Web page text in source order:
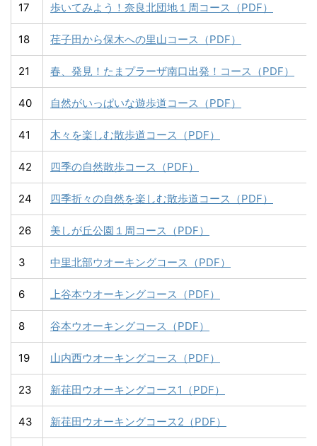
17 歩いてみよう！奈良北団地１周コース（PDF）
18 荏子田から保木への里山コース（PDF）
21 春、発見！たまプラーザ南口出発！コース（PDF）
40 自然がいっぱいな遊歩道コース（PDF）
41 木々を楽しむ散歩道コース（PDF）
42 四季の自然散歩コース（PDF）
24 四季折々の自然を楽しむ散歩道コース（PDF）
26 美しが丘公園１周コース（PDF）
3 中里北部ウオーキングコース（PDF）
6 上谷本ウオーキングコース（PDF）
8 谷本ウオーキングコース（PDF）
19 山内西ウオーキングコース（PDF）
23 新荏田ウオーキングコース1（PDF）
43 新荏田ウオーキングコース2（PDF）